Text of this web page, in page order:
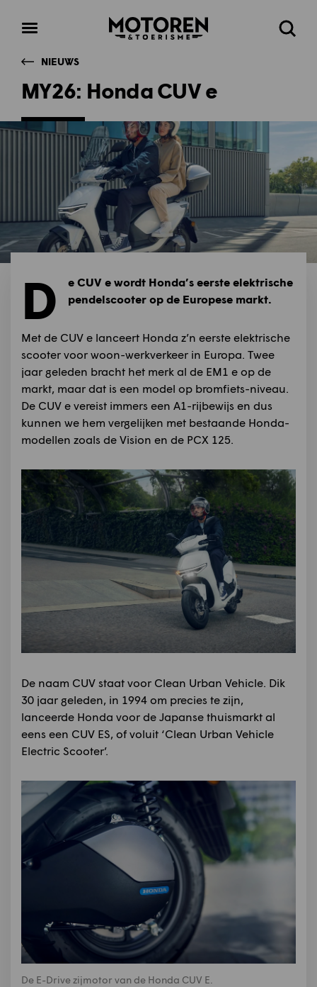
Open
Homepage Zoeken
NIEUWS
MY26: Honda CUV e
D
e CUV e wordt Honda’s eerste elektrische
pendelscooter op de Europese markt.
Met de CUV e lanceert Honda z’n eerste elektrische
scooter voor woon-werkverkeer in Europa. Twee
jaar geleden bracht het merk al de EM1 e op de
markt, maar dat is een model op bromfiets-niveau.
De CUV e vereist immers een A1-rijbewijs en dus
kunnen we hem vergelijken met bestaande Honda-
modellen zoals de Vision en de PCX 125.
De naam CUV staat voor Clean Urban Vehicle. Dik
30 jaar geleden, in 1994 om precies te zijn,
lanceerde Honda voor de Japanse thuismarkt al
eens een CUV ES, of voluit ‘Clean Urban Vehicle
Electric Scooter’.
De E-Drive zijmotor van de Honda CUV E.